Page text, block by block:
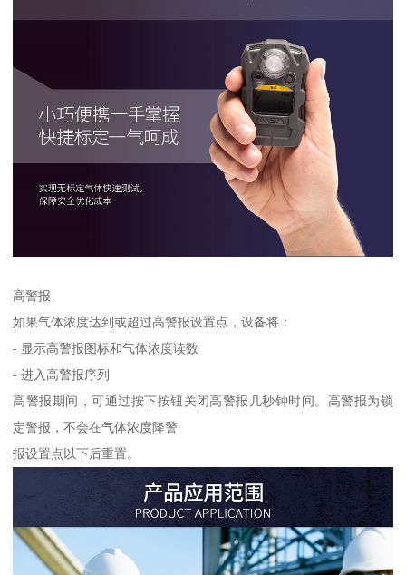
高警报
如果气体浓度达到或超过高警报设置点，设备将：
- 显示高警报图标和气体浓度读数
- 进入高警报序列
高警报期间，可通过按下按钮关闭高警报几秒钟时间。高警报为锁
定警报，不会在气体浓度降警
报设置点以下后重置。